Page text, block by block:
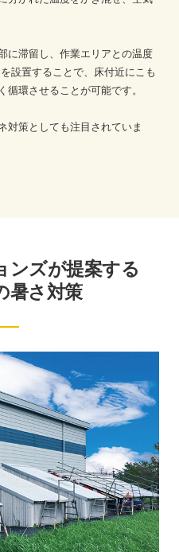
に滞留し、作業エリアとの温度
設置することで、床付近にこも
環させることが可能です。
対策としても注目されていま
ンズが提案する
暑さ対策